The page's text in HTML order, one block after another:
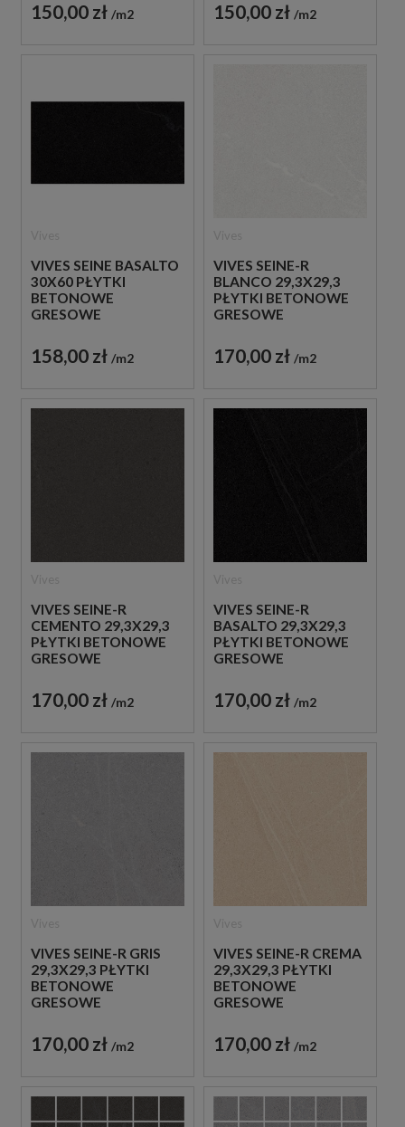
150,00 zł m2 150,00 zł m2
VIVES SEINE BASALTO
30X60 PŁYTKI
BETONOWE
GRESOWE
158,00 zł m2
VIVES SEINE-R
BLANCO 29,3X29,3
PŁYTKI BETONOWE
GRESOWE
170,00 zł m2
VIVES SEINE-R
CEMENTO 29,3X29,3
PŁYTKI BETONOWE
GRESOWE
170,00 zł m2
VIVES SEINE-R
BASALTO 29,3X29,3
PŁYTKI BETONOWE
GRESOWE
170,00 zł m2
VIVES SEINE-R GRIS
29,3X29,3 PŁYTKI
BETONOWE
GRESOWE
170,00 zł m2
VIVES SEINE-R CREMA
29,3X29,3 PŁYTKI
BETONOWE
GRESOWE
170,00 zł m2